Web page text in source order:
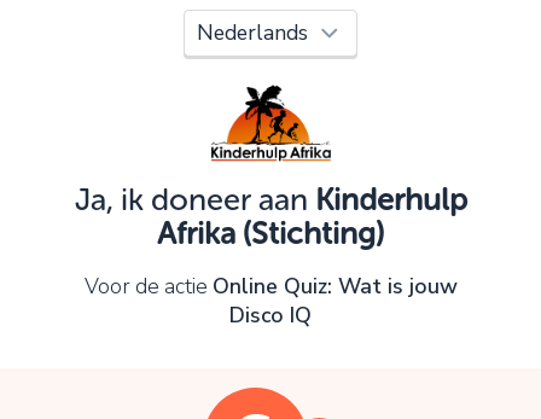
Ja, ik doneer aan Kinderhulp
Afrika (Stichting)
Voor de actie Online Quiz: Wat is jouw
Disco IQ
Oeps!
Je kunt nog niet verder vanwege:
Controleer en verbeter je invoer en probeer het
OK